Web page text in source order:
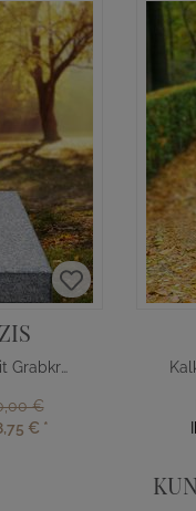
Urnengrab Liegeplatte mit Grabkreuz
€
€ *